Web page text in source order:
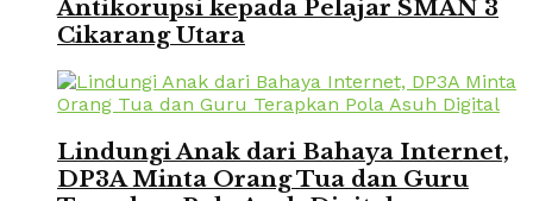
Antikorupsi kepada Pelajar SMAN 3
Cikarang Utara
Lindungi Anak dari Bahaya Internet,
DP3A Minta Orang Tua dan Guru